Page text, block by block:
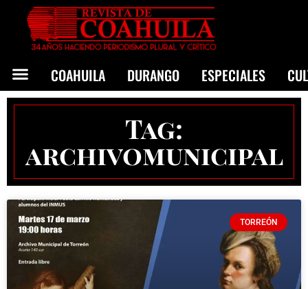
COAHUILA DURANGO ESPECIALES
Tag:
archivomunicipal
TORREÓN